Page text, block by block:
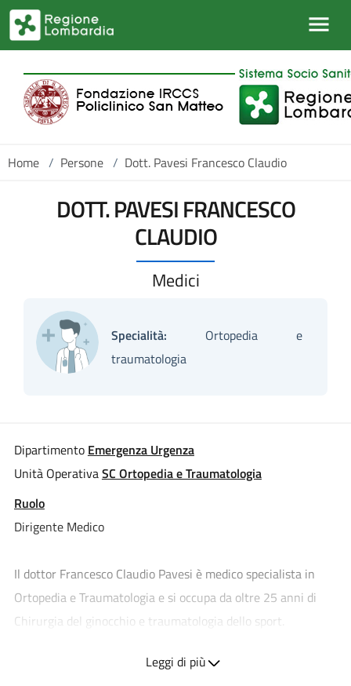
Salta al contenuto principale
Home / Persone / Dott. Pavesi Francesco Claudio
DOTT. PAVESI FRANCESCO
CLAUDIO
Medici
Specialità: Ortopedia e
traumatologia
Dipartimento Emergenza Urgenza
Unità OperativaSC Ortopedia e Traumatologia
Ruolo
Dirigente Medico
Il dottor Francesco Claudio Pavesi è medico specialista in
Ortopedia e Traumatologia e si occupa da oltre 25 anni di
Chirurgia del ginocchio e traumatologia dello sport.
Chirurgia artroscopica del ginocchio nella patologia
Leggi di più